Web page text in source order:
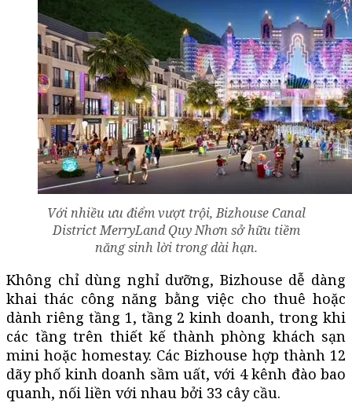
Với nhiều ưu điểm vượt trội, Bizhouse Canal
District MerryLand Quy Nhơn sở hữu tiềm
năng sinh lời trong dài hạn.
Không chỉ dùng nghỉ dưỡng, Bizhouse dễ dàng
khai thác công năng bằng việc cho thuê hoặc
dành riêng tầng 1, tầng 2 kinh doanh, trong khi
các tầng trên thiết kế thành phòng khách sạn
mini hoặc homestay. Các Bizhouse hợp thành 12
dãy phố kinh doanh sầm uất, với 4 kênh đào bao
quanh, nối liền với nhau bởi 33 cây cầu.